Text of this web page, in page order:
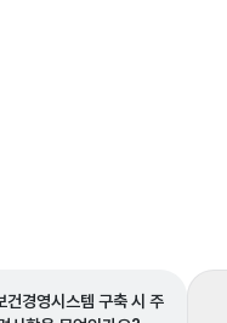
건경영시스템 구축 시 주